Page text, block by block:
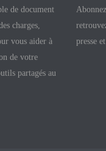
de document
charges,
vous aider à
de votre
partagés au
presse